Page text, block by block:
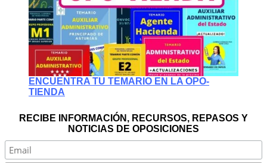
ENCUENTRA TU TEMARIO EN LA OPO-
TIENDA
RECIBE INFORMACIÓN, RECURSOS, REPASOS Y
NOTICIAS DE OPOSICIONES